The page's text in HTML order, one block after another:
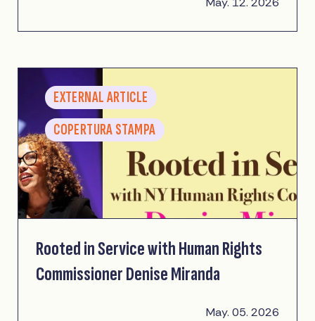
EXTERNAL ARTICLE
COPERTURA STAMPA
Rooted in Service with Human Rights
Commissioner Denise Miranda
May. 05. 2026